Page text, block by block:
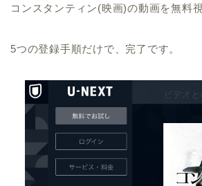
コンスタンティン(映画)の動画を無料
5つの登録手順だけで、完了です。